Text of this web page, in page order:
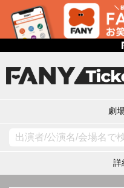
劇
詳